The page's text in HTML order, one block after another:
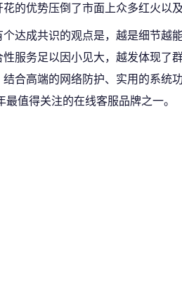
花的优势压倒了市面上众多红火以
成共识的观点是，越是细节越
服务足以因小见大，越发体现了
合高端的网络防护、实用的系统
最值得关注的在线客服品牌之一。